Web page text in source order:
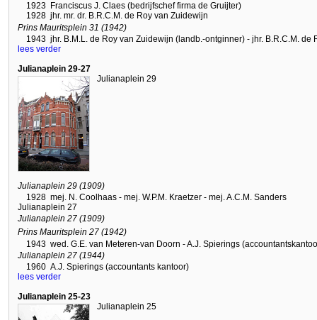
1923 Franciscus J. Claes (bedrijfschef firma de Gruijter)
1928 jhr. mr. dr. B.R.C.M. de Roy van Zuidewijn
Prins Mauritsplein 31 (1942)
1943 jhr. B.M.L. de Roy van Zuidewijn (landb.-ontginner) - jhr. B.R.C.M. de
lees verder
Julianaplein 29-27
Julianaplein 29
Julianaplein 29 (1909)
1928 mej. N. Coolhaas - mej. W.P.M. Kraetzer - mej. A.C.M. Sanders
Julianaplein 27
Julianaplein 27 (1909)
Prins Mauritsplein 27 (1942)
1943 wed. G.E. van Meteren-van Doorn - A.J. Spierings
Julianaplein 27 (1944)
1960 A.J. Spierings (accountants kantoor)
lees verder
Julianaplein 25-23
Julianaplein 25